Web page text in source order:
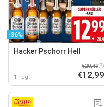
-36%
Hacker Pschorr Hell
1 Tag
€20,49
€12,99